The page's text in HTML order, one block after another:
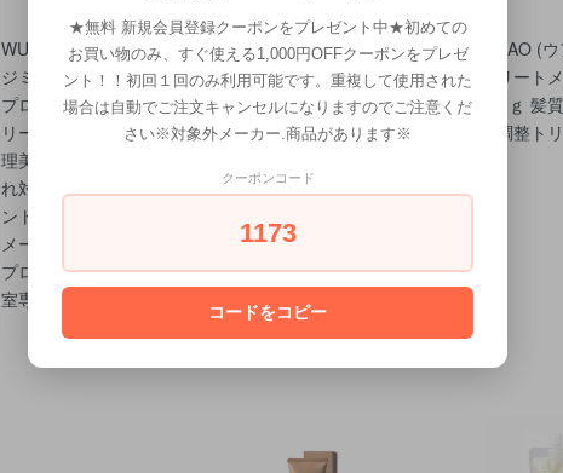
WUAO（ウアオ）ベ
ジミックス ハンド
プロテクト ゆず ト
リートメント４L｜
理美容師向け 手荒
れ対策 トリートメ
ント 業務用 保湿 ダ
メージケア 低刺激
プロユース 理美容
室専売 大容量
WUAO（ウアオ）ベ
ジミックス ハンド
プロテクト トリー
トメント 4L｜理美
策 トリートメント
ジケア 低刺激 サロ
ン専売 理美容室専
売 大容量
WUAO (
トリート
500ｇ 髪
感調整ト
★無料 新規会員登録クーポンをプレゼント中★初めての
お買い物のみ、すぐ使える1,000円OFFクーポンをプレゼ
ント！！初回１回のみ利用可能です。重複して使用された
場合は自動でご注文キャンセルになりますのでご注意くだ
さい※対象外メーカー.商品があります※
クーポンコード
1173
コードをコピー